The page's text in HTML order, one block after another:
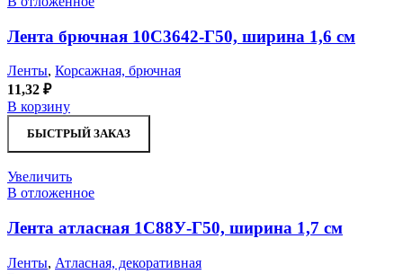
Лента брючная 10С3642-Г50, ширина 1,6 см
Ленты, Корсажная, брючная
11,32 ₽
В корзину
БЫСТРЫЙ ЗАКАЗ
Увеличить
В отложенное
Лента атласная 1С88У-Г50, ширина 1,7 см
Ленты, Атласная, декоративная